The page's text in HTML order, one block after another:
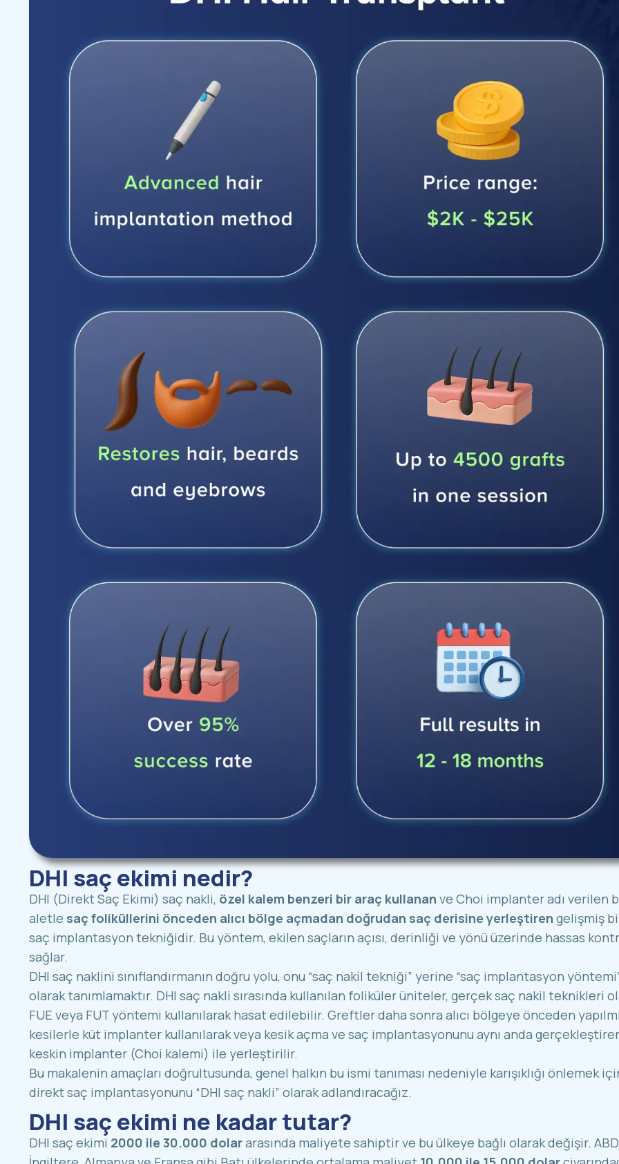
DHI saç ekimi nedir?
DHI (Direkt Saç Ekimi) saç nakli, özel kalem benzeri bir araç kullanan ve Choi implanter adı verilen
aletle saç foliküllerini önceden alıcı bölge açmadan doğrudan saç derisine yerleştiren gelişmiş
saç implantasyon tekniğidir. Bu yöntem, ekilen saçların açısı, derinliği ve yönü üzerinde hassas
sağlar.
DHI saç naklini sınıflandırmanın doğru yolu, onu “saç nakil tekniği” yerine “saç implantasyon
olarak tanımlamaktır. DHI saç nakli sırasında kullanılan foliküler üniteler, gerçek saç nakil teknikleri
FUE veya FUT yöntemi kullanılarak hasat edilebilir. Greftler daha sonra alıcı bölgeye önceden
kesilerle küt implanter kullanılarak veya kesik açma ve saç implantasyonunu aynı anda
keskin implanter (Choi kalemi) ile yerleştirilir.
Bu makalenin amaçları doğrultusunda, genel halkın bu ismi tanıması nedeniyle karışıklığı önlemek
direkt saç implantasyonunu “DHI saç nakli” olarak adlandıracağız.
DHI saç ekimi ne kadar tutar?
DHI saç ekimi 2000 ile 30.000 dolararasında maliyete sahiptir ve bu ülkeye bağlı olarak değişir.